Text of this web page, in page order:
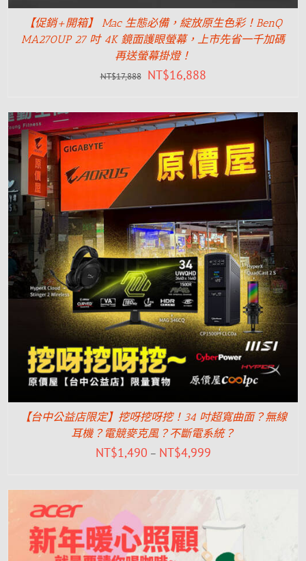
【促銷+開箱】 Mac 生態必備，綻放原生色彩！BenQ
MA270UP 27 吋 4K 鏡面護眼螢幕，上市先省一千加碼
再送螢幕掛燈！
NT$17,888 NT$16,888
【台中公益店限定】挖呀挖呀挖！34 吋超寬曲面？無線
耳機？電競麥克風？不斷電系統？
NT$1,490 – NT$4,999